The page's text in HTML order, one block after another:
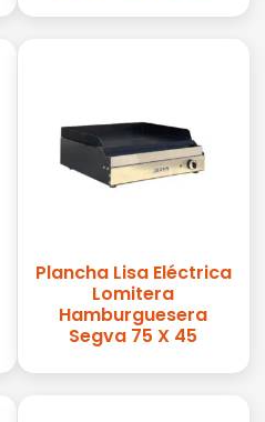
Plancha Lisa Eléctrica
Lomitera
Hamburguesera
Segva 75 X 45